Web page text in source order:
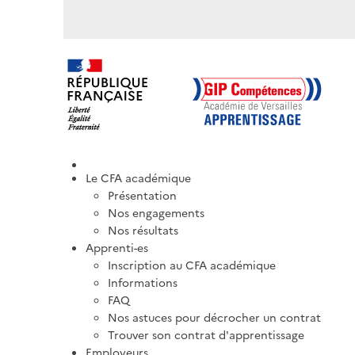
Le CFA académique
Présentation
Nos engagements
Nos résultats
Apprenti-es
Inscription au CFA académique
Informations
FAQ
Nos astuces pour décrocher un contrat
Trouver son contrat d'apprentissage
Employeurs